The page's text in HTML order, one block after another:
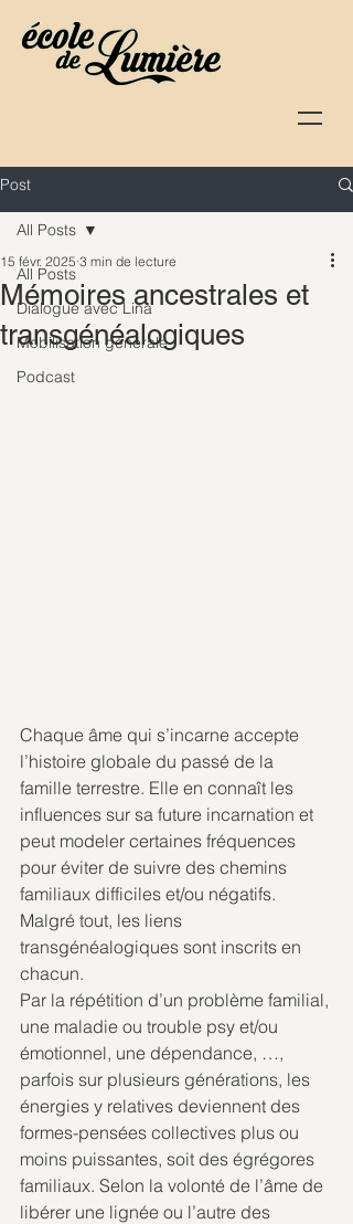
Post
All Posts
Dialogue avec Lina
Mobilisation générale
Podcast
All Posts
Mémoires ancestrales et
transgénéalogiques
15 févr. 2025 3 min de lecture
Chaque âme qui s’incarne accepte
l’histoire globale du passé de la
famille terrestre. Elle en connaît les
influences sur sa future incarnation et
peut modeler certaines fréquences
pour éviter de suivre des chemins
familiaux difficiles et/ou négatifs.
Malgré tout, les liens
transgénéalogiques sont inscrits en
chacun.
Par la répétition d’un problème familial,
une maladie ou trouble psy et/ou
émotionnel, une dépendance, …,
parfois sur plusieurs générations, les
énergies y relatives deviennent des
formes-pensées collectives plus ou
moins puissantes, soit des égrégores
familiaux. Selon la volonté de l’âme de
libérer une lignée ou l’autre des